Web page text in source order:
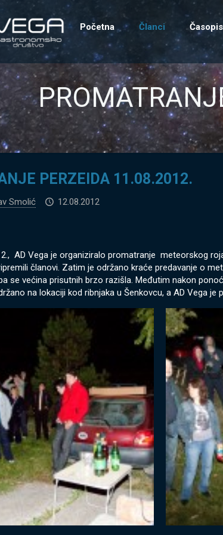
Početna Članci Časopis
PERZEIDA 11.08.2012.
Smolić 12.08.2012
AD Vega je organiziralo promatranje meteorskog
članovi. Zatim je održano kraće predavanje o
se većina prisutnih brzo razišla. Međutim nakon
na lokaciji kod ribnjaka u Šenkovcu, a AD Vega